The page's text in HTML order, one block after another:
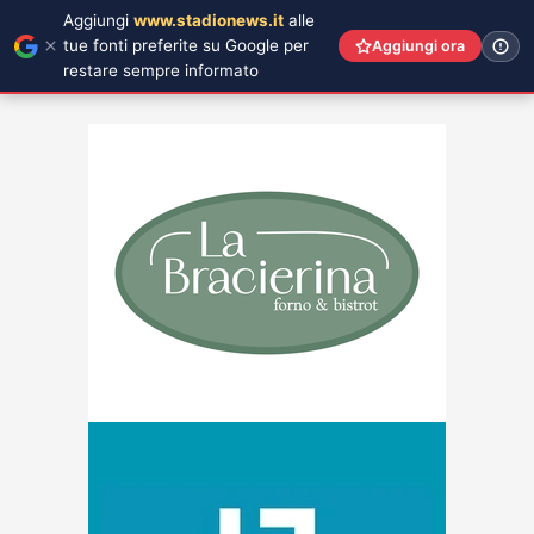
Aggiungi www.stadionews.it alle
tue fonti preferite su Google per
restare sempre informato
Aggiungi ora